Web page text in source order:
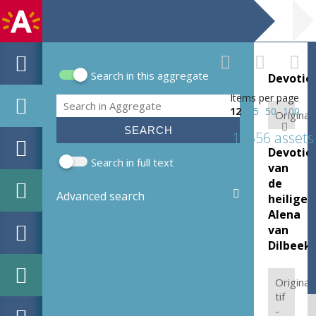
Search form
Search in this aggregate
Search
Search in full text
Advanced search
Items per page
12
25 50 100
12556 assets
Original:
van
de
heilige
Alena
van
Dilbeek
Original:
tif
-